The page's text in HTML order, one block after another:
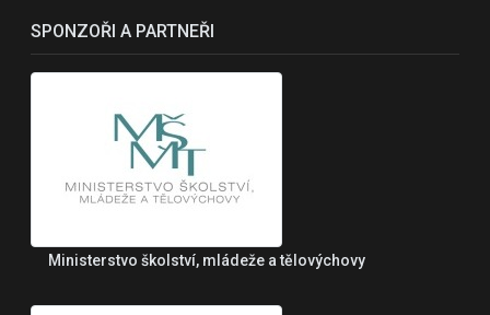
SPONZOŘI A PARTNEŘI
Ministerstvo školství, mládeže a tělovýchovy